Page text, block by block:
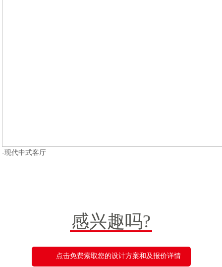
-现代中式客厅
感兴趣吗?
点击免费索取您的设计方案和及报价详情